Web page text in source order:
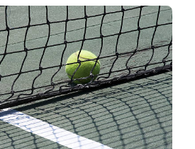
COURT
DE
TENNIS
EN
BÉTON
POREUX
À
NICE
:
DU